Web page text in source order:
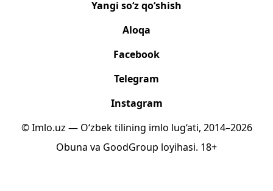
Yangi so‘z qo‘shish
Aloqa
Facebook
Telegram
Instagram
© Imlo.uz — O‘zbek tilining imlo lug‘ati, 2014–2026
Obuna va GoodGroup loyihasi. 18+